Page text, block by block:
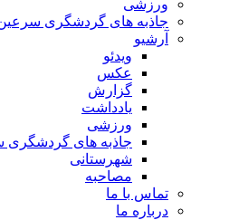
ورزشی
جاذبه های گردشگری
آرشیو
ویدئو
عکس
گزارش
یادداشت
ورزشی
جاذبه های گردشگری
شهرستانی
مصاحبه
تماس با ما
درباره ما